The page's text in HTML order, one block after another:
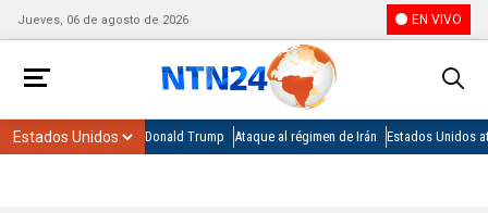
Jueves, 06 de agosto de 2026 EN VIVO
Donald Trump Ataque al régimen de Irán Estados Unidos